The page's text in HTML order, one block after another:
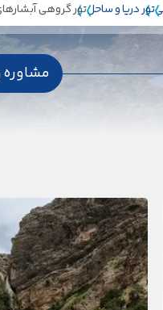
تور دریا و ساحلتور گروهی
مشاوره